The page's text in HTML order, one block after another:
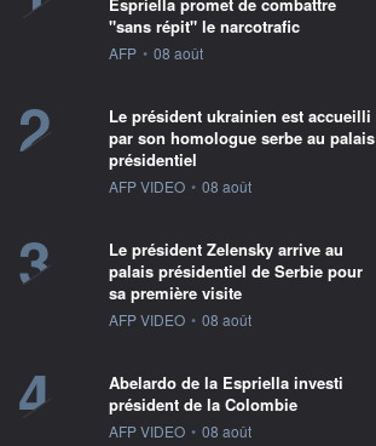
"sans répit" le narcotrafic
information fournie par
AFP • 08 août
2
Le président ukrainien est accueilli
par son homologue serbe au palais
présidentiel
information fournie par
AFP VIDEO • 08 août
3
Le président Zelensky arrive au
palais présidentiel de Serbie pour
sa première visite
information fournie par
AFP VIDEO • 08 août
4
Abelardo de la Espriella investi
président de la Colombie
information fournie par
AFP VIDEO • 08 août